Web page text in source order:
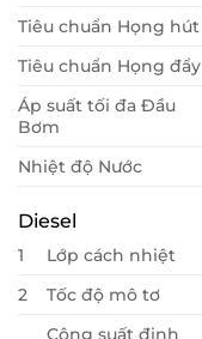
Tiêu chuẩn Họng hút
Tiêu chuẩn Họng đẩy
Áp suất tối đa Đầu
Bơm
Nhiệt độ Nước
Diesel
1 Lớp cách nhiệt
2
Tốc độ mô tơ
Công suất định